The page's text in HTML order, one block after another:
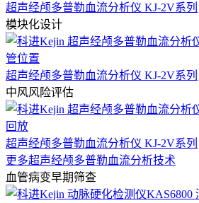
超声经颅多普勒血流分析仪 KJ-2V系列
模块化设计
超声经颅多普勒血流分析仪 KJ-2V系列
中风风险评估
超声经颅多普勒血流分析仪 KJ-2V系列
更多超声经颅多普勒血流分析技术
血管病变早期筛查